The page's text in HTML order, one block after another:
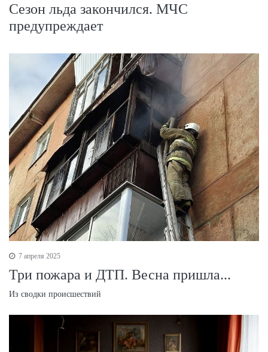
Сезон льда закончился. МЧС
предупреждает
7 апреля 2025
Три пожара и ДТП. Весна пришла...
Из сводки происшествий